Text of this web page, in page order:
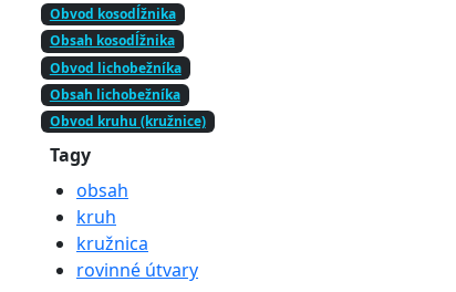
Obvod kosodĺžnika
Obsah kosodĺžnika
Obvod lichobežníka
Obsah lichobežníka
Obvod kruhu (kružnice)
Tagy
obsah
kruh
kružnica
rovinné útvary